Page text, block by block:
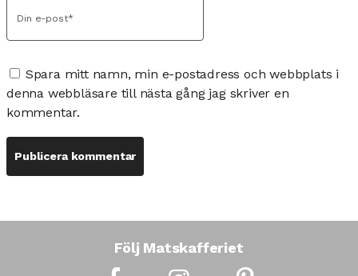
Spara mitt namn, min e-postadress och webbplats i
denna webbläsare till nästa gång jag skriver en
kommentar.
Följ Matskafferiet